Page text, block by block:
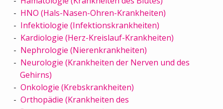
HNO (Hals-Nasen-Ohren-Krankheiten)
Infektiologie (Infektionskrankheiten)
Kardiologie (Herz-Kreislauf-Krankheiten)
Nephrologie (Nierenkrankheiten)
Neurologie (Krankheiten der Nerven und des
Gehirns)
Onkologie (Krebskrankheiten)
Orthopädie (Krankheiten des